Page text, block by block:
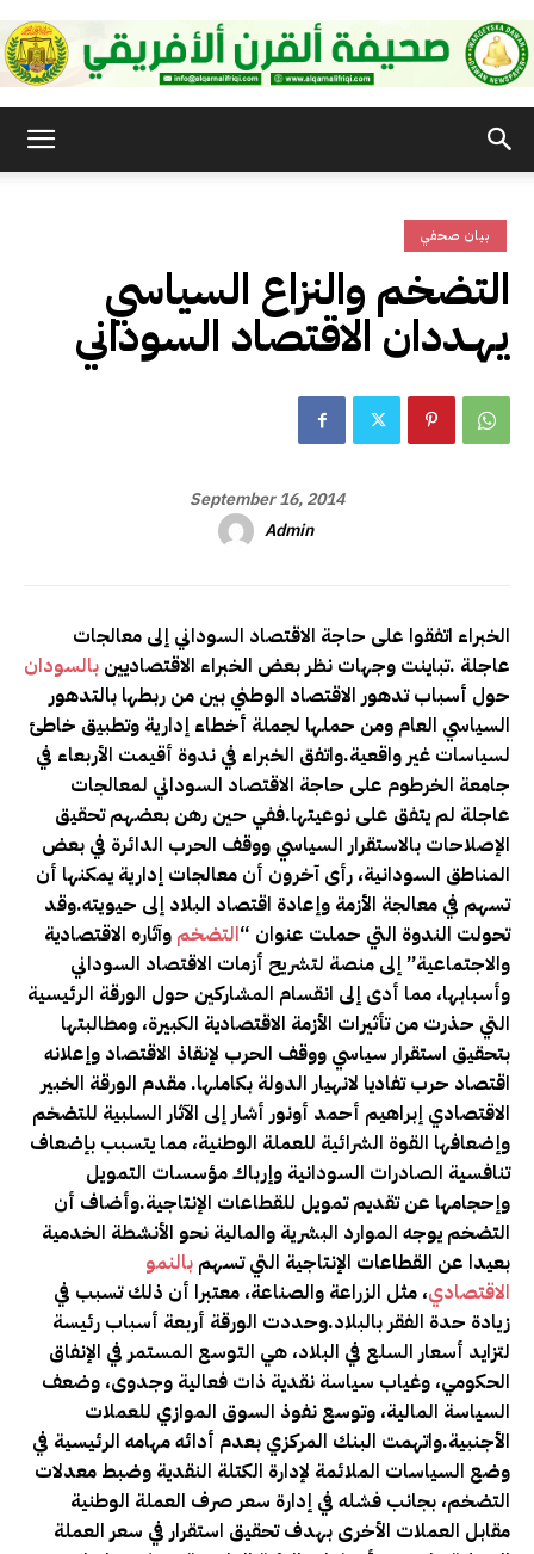
الأفريقي
بيان صحفي
التضخم والنزاع السياسي
يهـددان الاقتصاد السوداني
September 16, 2014
Admin
الخبراء اتفقوا على حاجة الاقتصاد السوداني إلى معالجات
عاجلة .تباينت وجهات نظر بعض الخبراء الاقتصاديين بالسودان
حول أسباب تدهور الاقتصاد الوطني بين من ربطها بالتدهور
السياسي العام ومن حملها لجملة أخطاء إدارية وتطبيق خاطئ
لسياسات غير واقعية.واتفق الخبراء في ندوة أقيمت الأربعاء في
جامعة الخرطوم على حاجة الاقتصاد السوداني لمعالجات
عاجلة لم يتفق على نوعيتها.ففي حين رهن بعضهم تحقيق
الإصلاحات بالاستقرار السياسي ووقف الحرب الدائرة في بعض
المناطق السودانية، رأى آخرون أن معالجات إدارية يمكنها أن
تسهم في معالجة الأزمة وإعادة اقتصاد البلاد إلى حيويته.وقد
تحولت الندوة التي حملت عنوان “التضخم وآثاره الاقتصادية
والاجتماعية” إلى منصة لتشريح أزمات الاقتصاد السوداني
وأسبابها، مما أدى إلى انقسام المشاركين حول الورقة الرئيسية
التي حذرت من تأثيرات الأزمة الاقتصادية الكبيرة، ومطالبتها
بتحقيق استقرار سياسي ووقف الحرب لإنقاذ الاقتصاد وإعلانه
اقتصاد حرب تفاديا لانهيار الدولة بكاملها. مقدم الورقة الخبير
الاقتصادي إبراهيم أحمد أونور أشار إلى الآثار السلبية للتضخم
وإضعافها القوة الشرائية للعملة الوطنية، مما يتسبب بإضعاف
تنافسية الصادرات السودانية وإرباك مؤسسات التمويل
وإحجامها عن تقديم تمويل للقطاعات الإنتاجية.وأضاف أن
التضخم يوجه الموارد البشرية والمالية نحو الأنشطة الخدمية
بعيدا عن القطاعات الإنتاجية التي تسهم بالنمو
الاقتصادي، مثل الزراعة والصناعة، معتبرا أن ذلك تسبب في
زيادة حدة الفقر بالبلاد.وحددت الورقة أربعة أسباب رئيسة
لتزايد أسعار السلع في البلاد، هي التوسع المستمر في الإنفاق
الحكومي، وغياب سياسة نقدية ذات فعالية وجدوى، وضعف
السياسة المالية، وتوسع نفوذ السوق الموازي للعملات
الأجنبية.واتهمت البنك المركزي بعدم أدائه مهامه الرئيسية في
وضع السياسات الملائمة لإدارة الكتلة النقدية وضبط معدلات
التضخم، بجانب فشله في إدارة سعر صرف العملة الوطنية
مقابل العملات الأخرى بهدف تحقيق استقرار في سعر العملة